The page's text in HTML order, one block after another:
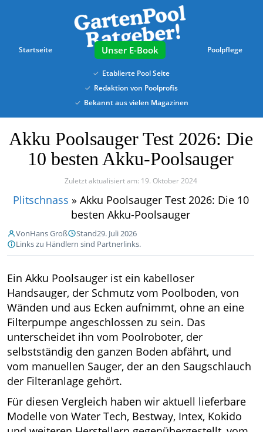
content
Startseite Poolpflege
E-Book
Etablierte Pool Seite
Redaktion von Poolprofis
Bekannt aus vielen Magazinen
Akku Poolsauger Test 2026: Die
10 besten Akku-Poolsauger
Zuletzt aktualisiert am: 19. Oktober 2024
Plitschnass » Akku Poolsauger Test 2026: Die 10
besten Akku-Poolsauger
VonHans Groß Stand29. Juli 2026
Links zu Händlern sind Partnerlinks.
Ein Akku Poolsauger ist ein kabelloser
Handsauger, der Schmutz vom Poolboden, von
Wänden und aus Ecken aufnimmt, ohne an eine
Filterpumpe angeschlossen zu sein. Das
unterscheidet ihn vom Poolroboter, der
selbstständig den ganzen Boden abfährt, und
vom manuellen Sauger, der an den Saugschlauch
der Filteranlage gehört.
Für diesen Vergleich haben wir aktuell lieferbare
Modelle von Water Tech, Bestway, Intex, Kokido